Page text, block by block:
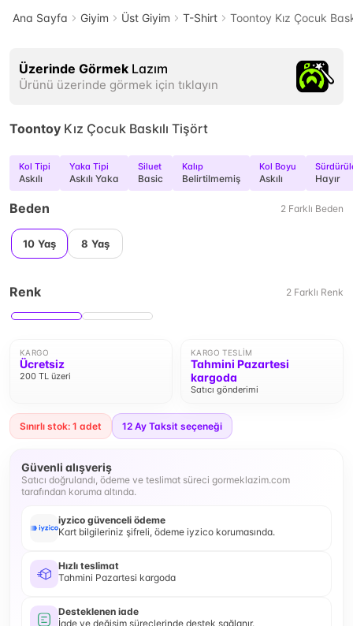
Ana Sayfa Giyim Üst Giyim T-Shirt Toontoy Kız Çocuk
Üzerinde Görmek Lazım
Ürünü üzerinde görmek için tıklayın
Toontoy Kız Çocuk Baskılı Tişört
Kol Tipi
Askılı
Yaka Tipi
Askılı Yaka
Siluet
Basic
Kalıp
Belirtilmemiş
Kol Boyu
Askılı Hayır
Beden 2 Farklı Beden
10 Yaş 8 Yaş
Renk 2 Farklı Renk
KARGO
Ücretsiz
200 TL üzeri
KARGO TESLIM
Tahmini Pazartesi
kargoda
Satıcı gönderimi
Sınırlı stok: 1 adet 12 Ay Taksit seçeneği
Güvenli alışveriş
Satıcı doğrulandı, ödeme ve teslimat süreci gormeklazim.com
tarafından koruma altında.
iyzico güvenceli ödeme
Kart bilgileriniz şifreli, ödeme iyzico korumasında.
Hızlı teslimat
Tahmini Pazartesi kargoda
Desteklenen iade
İade ve değişim süreçlerinde destek sağlanır.